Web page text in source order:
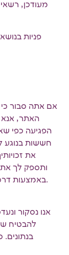
מעודכן,
פניות
אם אתה סבור כי
האתר, אנא
הפגיעה כפי
חששות בנוגע
את
ותספק לך
באמצעות דרכי יצירת הקשר הרשומות בראשית מסמך זה.
אנו נסקור
להבטיח
בנתונים.